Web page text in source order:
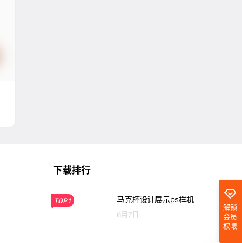
解锁
会员
权限
下载排行
TOP1 马克杯设计展示ps样机
6月7日